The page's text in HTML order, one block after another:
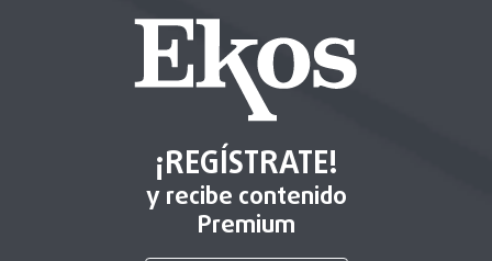
¡REGÍSTRATE!
y recibe contenido
Premium